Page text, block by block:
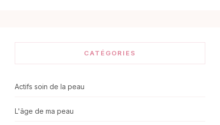
CATÉGORIES
Actifs soin de la peau
L'âge de ma peau